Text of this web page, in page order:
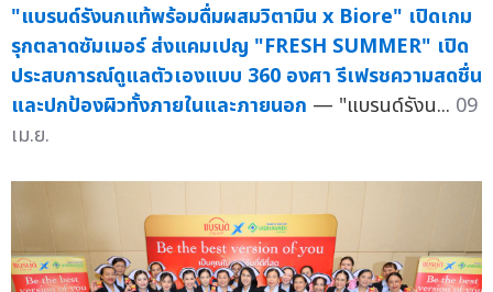
"แบรนด์รังนกแท้พร้อมดื่มผสมวิตามิน x Biore" เปิดเกม
รุกตลาดซัมเมอร์ ส่งแคมเปญ "FRESH SUMMER" เปิด
ประสบการณ์ดูแลตัวเองแบบ 360 องศา รีเฟรชความสดชื่น
และปกป้องผิวทั้งภายในและภายนอก — "แบรนด์รังน... 09
เม.ย.